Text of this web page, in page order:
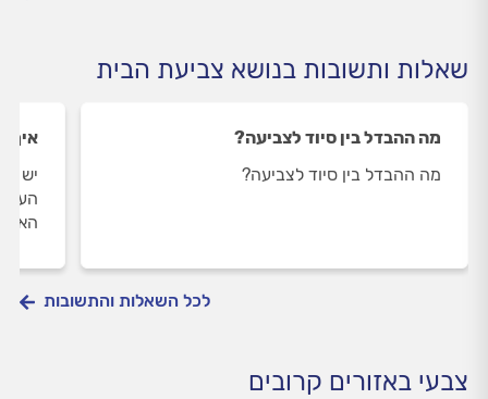
שאלות ותשובות בנושא צביעת הבית
מה ההבדל בין סיוד לצביעה?
מה ההבדל בין סיוד לצביעה?
איך
האם
לכל השאלות והתשובות
צבעי באזורים קרובים